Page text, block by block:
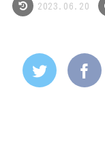
2023.06.20